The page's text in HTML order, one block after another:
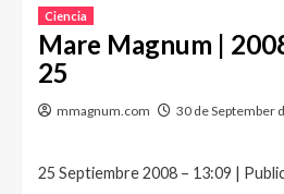
Ciencia
Mare Magnum |
25
mmagnum.com 30 de September
25 Septiembre 2008 – 13:09 |